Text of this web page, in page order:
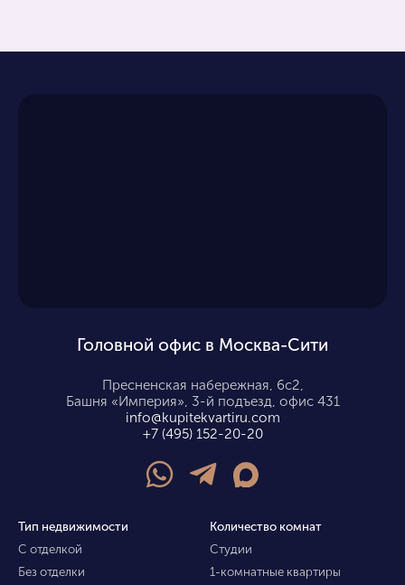
Головной офис в Москва-Сити
Пресненская набережная, 6с2,
Башня «Империя», 3-й подъезд, офис 431
info@kupitekvartiru.com
+7 (495) 152-20-20
Тип недвижимости
С отделкой
Без отделки
Количество комнат
Студии
1-комнатные квартиры